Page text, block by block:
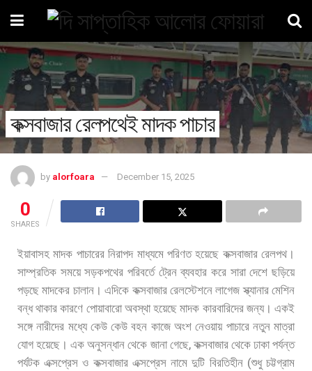
কক্সবাজার রেলপথেই মাদক পাচার
by alorfoara December 15, 2025
0
SHARES
ইয়াবাসহ মাদক পাচারের নিরাপদ মাধ্যমে পরিণত হয়েছে কক্সবাজার রেলপথ।
সাম্প্রতিক সময়ে সড়কপথের পরিবর্তে ট্রেন ব্যবহার করে সারা দেশে ছড়িয়ে
পড়ছে মাদকের চালান। এদিকে কক্সবাজার রেলস্টেশনে লাগেজ স্ক্যানার মেশিন
বন্ধ থাকার কারণে পোয়াবারো অবস্থা হয়েছে মাদক কারবারিদের জন্য। একই
সঙ্গে নারীদের মধ্যে কেউ কেউ বহন কাজে অংশ নেওয়ায় পাচারে নতুন মাত্রা
যোগ হয়েছে। এক অনুসন্ধান থেকে জানা গেছে, কক্সবাজার থেকে ঢাকা পর্যন্ত
পর্যটক এক্সপ্রেস ও কক্সবাজার এক্সপ্রেস নামে দুটি বিরতিহীন(শুধু চট্টগ্রাম